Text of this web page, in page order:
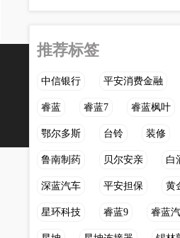
推荐标签
中信银行 平安消费金融
睿蓝 睿蓝7 睿蓝枫叶
鄂尔多斯 台铃 装修
鲁南制药 贝尔安亲 白
深蓝汽车 平安担保 黄
星环科技 睿蓝9 睿蓝